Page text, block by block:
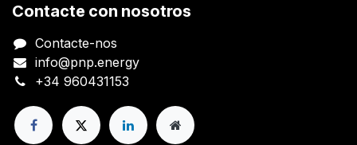
Contacte con nosotros
Contacte-nos
info@pnp.energy
+34 960431153